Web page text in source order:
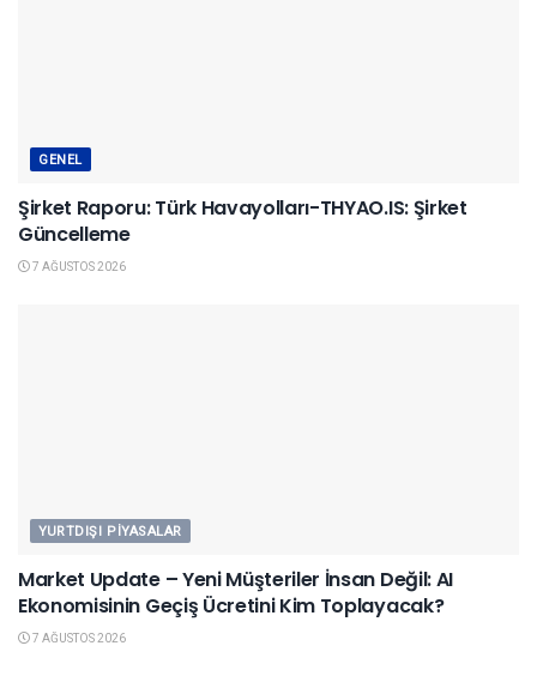
GENEL
Şirket Raporu: Türk Havayolları-THYAO.IS: Şirket
Güncelleme
7 AĞUSTOS 2026
YURTDIŞI PIYASALAR
Market Update – Yeni Müşteriler İnsan Değil: AI
Ekonomisinin Geçiş Ücretini Kim Toplayacak?
7 AĞUSTOS 2026